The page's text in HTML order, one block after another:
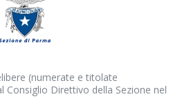
(numerate e titolate
Consiglio Direttivo della Sezione nel